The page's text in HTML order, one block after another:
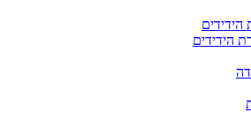
הידידים
הידידים